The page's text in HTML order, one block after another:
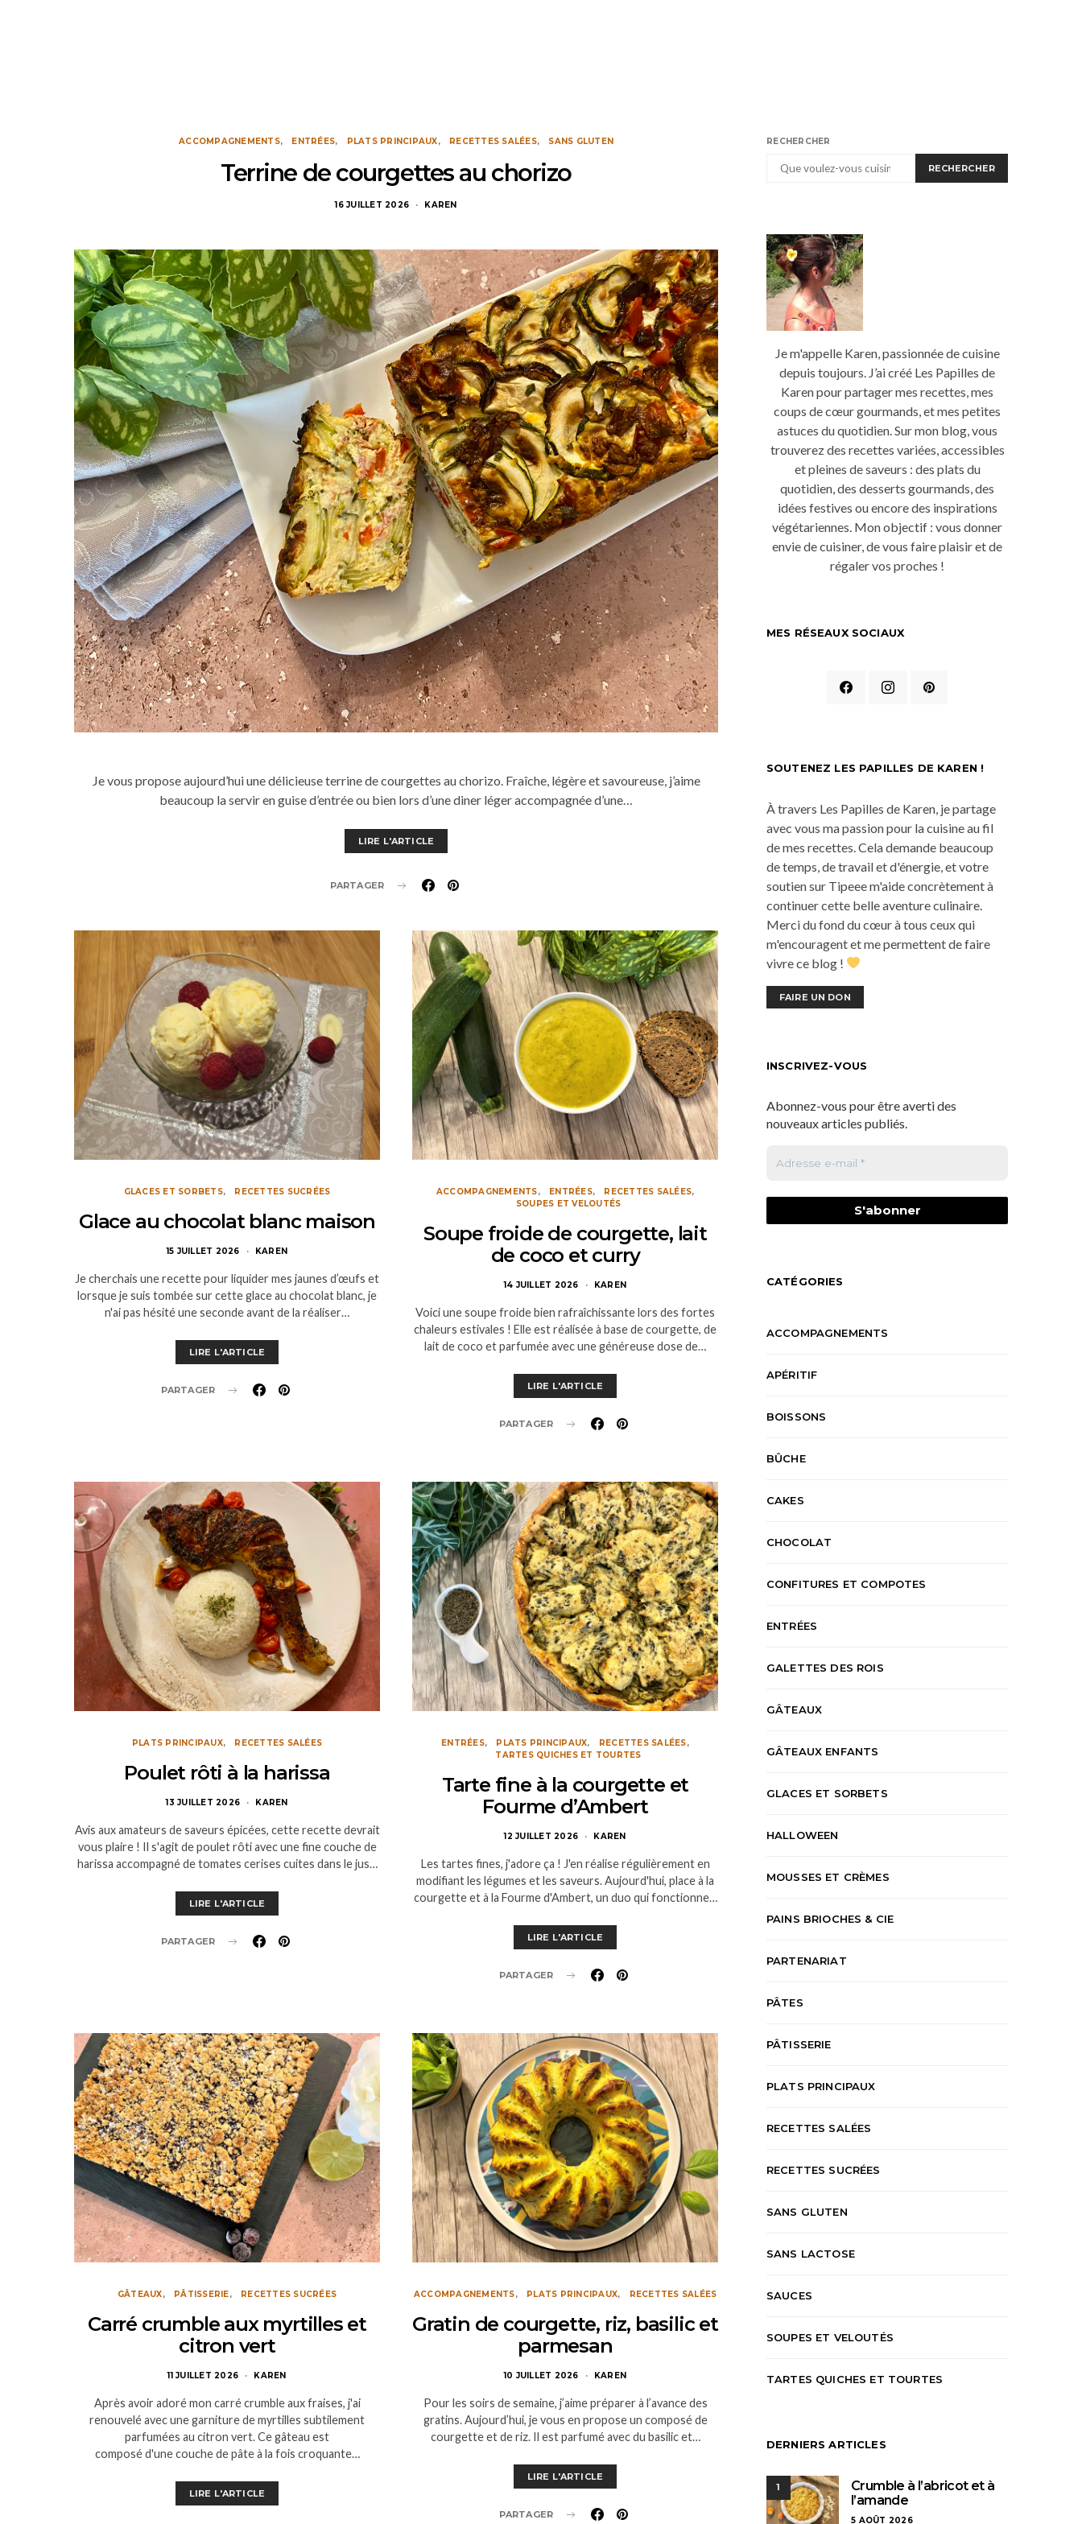
ACCOMPAGNEMENTS ENTRÉES PLATS PRINCIPAUX RECETTES SALÉES SANS GLUTEN
Terrine de courgettes au chorizo
16 JUILLET 2026 KAREN
Je vous propose aujourd’hui une délicieuse terrine de courgettes au chorizo. Fraîche, légère et savoureuse, j’aime
beaucoup la servir en guise d’entrée ou bien lors d’une diner léger accompagnée d’une…
LIRE L'ARTICLE
PARTAGER
GLACES ET SORBETS RECETTES SUCRÉES
Glace au chocolat blanc maison
15 JUILLET 2026 KAREN
Je cherchais une recette pour liquider mes jaunes d’œufs et
lorsque je suis tombée sur cette glace au chocolat blanc, je
n'ai pas hésité une seconde avant de la réaliser…
LIRE L'ARTICLE
PARTAGER
ACCOMPAGNEMENTS ENTRÉES
RECETTES SALÉES
SOUPES ET VELOUTÉS
Soupe froide de courgette, lait
de coco et curry
14 JUILLET 2026 KAREN
Voici une soupe froide bien rafraîchissante lors des fortes
chaleurs estivales ! Elle est réalisée à base de courgette, de
lait de coco et parfumée avec une généreuse dose de…
LIRE L'ARTICLE
PARTAGER
PLATS PRINCIPAUX RECETTES SALÉES
Poulet rôti à la harissa
13 JUILLET 2026 KAREN
Avis aux amateurs de saveurs épicées, cette recette devrait
vous plaire ! Il s'agit de poulet rôti avec une fine couche de
harissa accompagné de tomates cerises cuites dans le jus…
LIRE L'ARTICLE
PARTAGER
ENTRÉES PLATS PRINCIPAUX
RECETTES SALÉES
TARTES QUICHES ET TOURTES
Tarte fine à la courgette et
Fourme d’Ambert
12 JUILLET 2026 KAREN
Les tartes fines, j'adore ça ! J'en réalise régulièrement en
modifiant les légumes et les saveurs. Aujourd'hui, place à la
courgette et à la Fourme d'Ambert, un duo qui fonctionne…
LIRE L'ARTICLE
PARTAGER
GÂTEAUX PÂTISSERIE RECETTES SUCRÉES
Carré crumble aux myrtilles et
citron vert
11 JUILLET 2026 KAREN
Après avoir adoré mon carré crumble aux fraises, j'ai
renouvelé avec une garniture de myrtilles subtilement
parfumées au citron vert. Ce gâteau est
composé d'une couche de pâte à la fois croquante…
LIRE L'ARTICLE
ACCOMPAGNEMENTS PLATS PRINCIPAUX RECETTES SALÉES
Gratin de courgette, riz, basilic et
parmesan
10 JUILLET 2026 KAREN
Pour les soirs de semaine, j’aime préparer à l’avance des
gratins. Aujourd’hui, je vous en propose un composé de
courgette et de riz. Il est parfumé avec du basilic et…
LIRE L'ARTICLE
PARTAGER
RECHERCHER
RECHERCHER
Je m'appelle Karen, passionnée de cuisine
depuis toujours. J’ai créé Les Papilles de
Karen pour partager mes recettes, mes
coups de cœur gourmands, et mes petites
astuces du quotidien. Sur mon blog, vous
trouverez des recettes variées, accessibles
et pleines de saveurs : des plats du
quotidien, des desserts gourmands, des
idées festives ou encore des inspirations
végétariennes. Mon objectif : vous donner
envie de cuisiner, de vous faire plaisir et de
régaler vos proches !
MES RÉSEAUX SOCIAUX
SOUTENEZ LES PAPILLES DE KAREN !
À travers Les Papilles de Karen, je partage
avec vous ma passion pour la cuisine au fil
de mes recettes. Cela demande beaucoup
de temps, de travail et d'énergie, et votre
soutien sur Tipeee m'aide concrètement à
continuer cette belle aventure culinaire.
Merci du fond du cœur à tous ceux qui
m'encouragent et me permettent de faire
vivre ce blog !
FAIRE UN DON
INSCRIVEZ-VOUS
Abonnez-vous pour être averti des
nouveaux articles publiés.
CATÉGORIES
ACCOMPAGNEMENTS
APÉRITIF
BOISSONS
BÛCHE
CAKES
CHOCOLAT
CONFITURES ET COMPOTES
ENTRÉES
GALETTES DES ROIS
GÂTEAUX
GÂTEAUX ENFANTS
GLACES ET SORBETS
HALLOWEEN
MOUSSES ET CRÈMES
PAINS BRIOCHES & CIE
PARTENARIAT
PÂTES
PÂTISSERIE
PLATS PRINCIPAUX
RECETTES SALÉES
RECETTES SUCRÉES
SANS GLUTEN
SANS LACTOSE
SAUCES
SOUPES ET VELOUTÉS
TARTES QUICHES ET TOURTES
DERNIERS ARTICLES
1
Crumble à l’abricot et à
l’amande
5 AOÛT 2026